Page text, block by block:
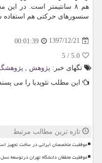
هم ۸ سانتیمتر است. در
سنسورهای حركتی هم
1397/12/21
00:01:39
5.0
/
5
تگهای خبر: پژوهش ,
این مطلب نئوپدیا را می
تازه ترین مطالب مرتبط
موفقیت متخصصان ایرانی در ساخت تجهیز
موفقیت محققان دانشگاه تهران درتوسعه